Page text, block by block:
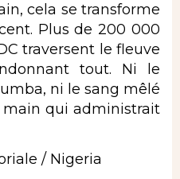
cela se transforme
Plus de 200 000
traversent le fleuve
tout. Ni le
ni le sang mêlé
main qui administrait
/ Nigeria